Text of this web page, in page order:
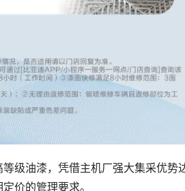
级油漆，凭借主机厂强大集采优势
价的管理要求。